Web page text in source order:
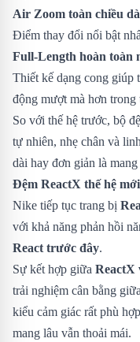
Air Zoom toàn chiều
Điểm thay đổi nổi bật
Full-Length hoàn toàn
Thiết kế dạng cong giúp
động mượt mà hơn
So với thế hệ trước, bộ
tự nhiên, nhẹ chân và
dài hay đơn giản là mang
Đệm ReactX thế hệ
Nike tiếp tục trang bị
với khả năng phản hồi
React trước đây.
Sự kết hợp giữa ReactX
trải nghiệm cân bằng
kiểu cảm giác rất phù
mang lâu vẫn thoải mái.